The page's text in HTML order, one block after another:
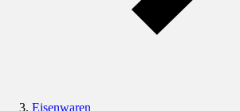
Eisenwaren